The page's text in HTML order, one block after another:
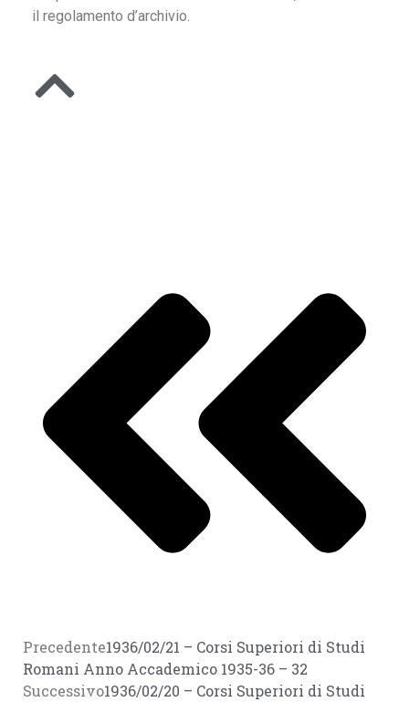
il regolamento d’archivio.
Precedente1936/02/21 – Corsi Superiori di Studi
Romani Anno Accademico 1935-36 – 32
Successivo1936/02/20 – Corsi Superiori di Studi